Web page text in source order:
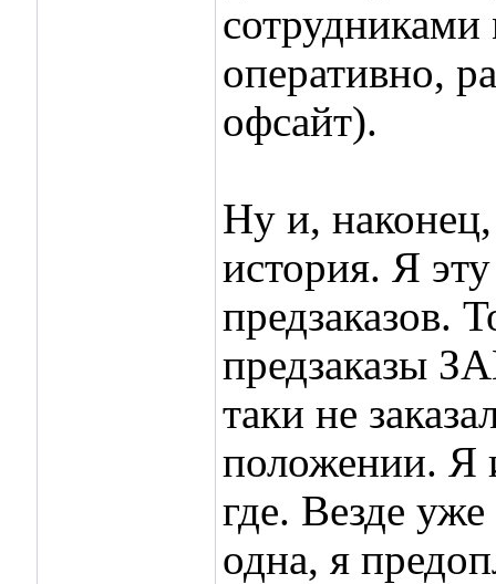
оперативно,
офсайт).
Ну и,
история. Я
предзаказов.
предзаказы
таки не
положении. Я
где. Везде
одна, я